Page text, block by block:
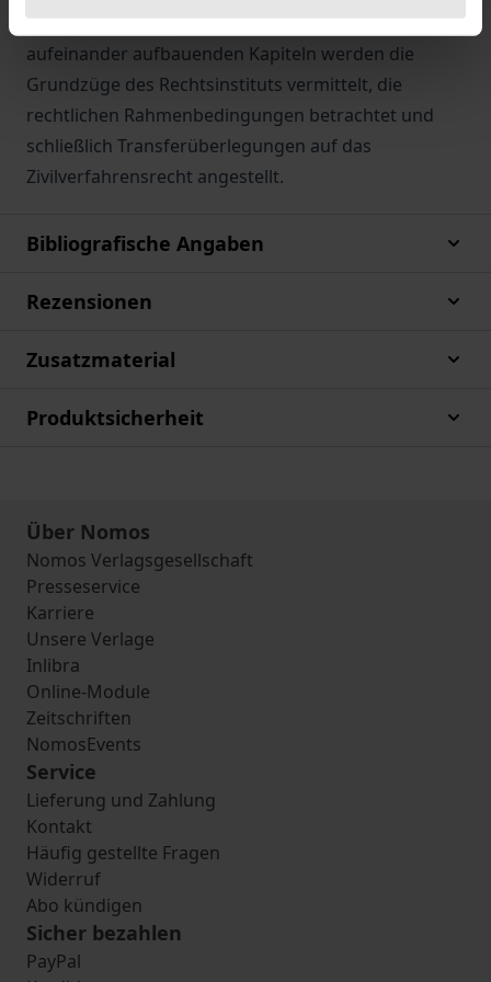
Reformvorschläge unterbreitet. In vier systematisch
aufeinander aufbauenden Kapiteln werden die
Grundzüge des Rechtsinstituts vermittelt, die
rechtlichen Rahmenbedingungen betrachtet und
schließlich Transferüberlegungen auf das
Zivilverfahrensrecht angestellt.
Bibliografische Angaben
Rezensionen
Zusatzmaterial
Produktsicherheit
Über Nomos
Nomos Verlagsgesellschaft
Presseservice
Karriere
Unsere Verlage
Inlibra
Online-Module
Zeitschriften
NomosEvents
Service
Lieferung und Zahlung
Kontakt
Häufig gestellte Fragen
Widerruf
Abo kündigen
Sicher bezahlen
PayPal